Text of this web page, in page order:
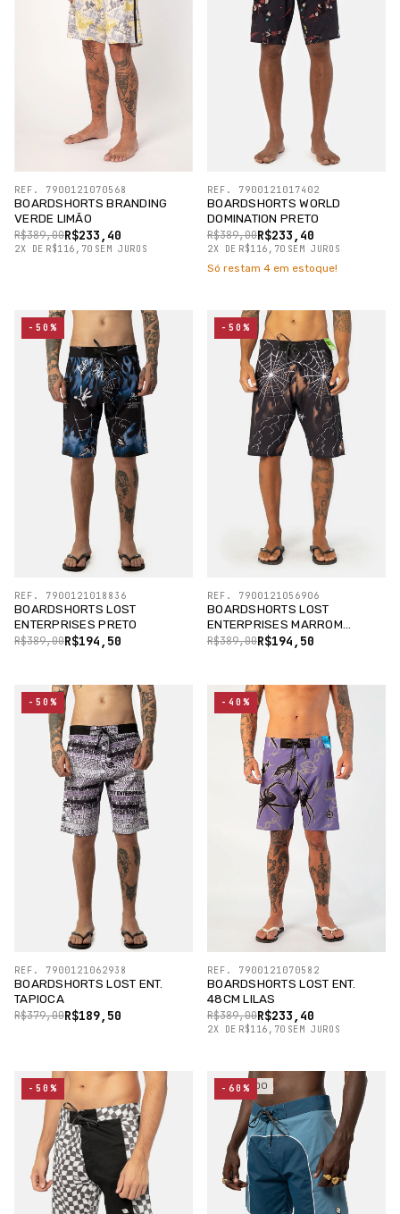
BOARDSHORTS BRANDING
VERDE LIMÃO
R$233,40
R$389,00
2X DE R$116,70 SEM JUROS
REF. 7900121070568
BOARDSHORTS WORLD
DOMINATION PRETO
R$233,40
R$389,00
2X DE R$116,70 SEM JUROS
REF. 7900121017402
Só restam 4 em estoque!
BOARDSHORTS LOST
ENTERPRISES PRETO
R$194,50
R$389,00
REF. 7900121018836
-50%
BOARDSHORTS LOST
ENTERPRISES MARROM
CHOCOLATR$194,50
R$389,00
REF. 7900121056906
-50%
BOARDSHORTS LOST ENT.
TAPIOCA
R$189,50
R$379,00
REF. 7900121062938
-50%
BOARDSHORTS LOST ENT.
48CM LILAS
R$233,40
R$389,00
2X DE R$116,70 SEM JUROS
REF. 7900121070582
-40%
-50% ESGOTADO
-60%